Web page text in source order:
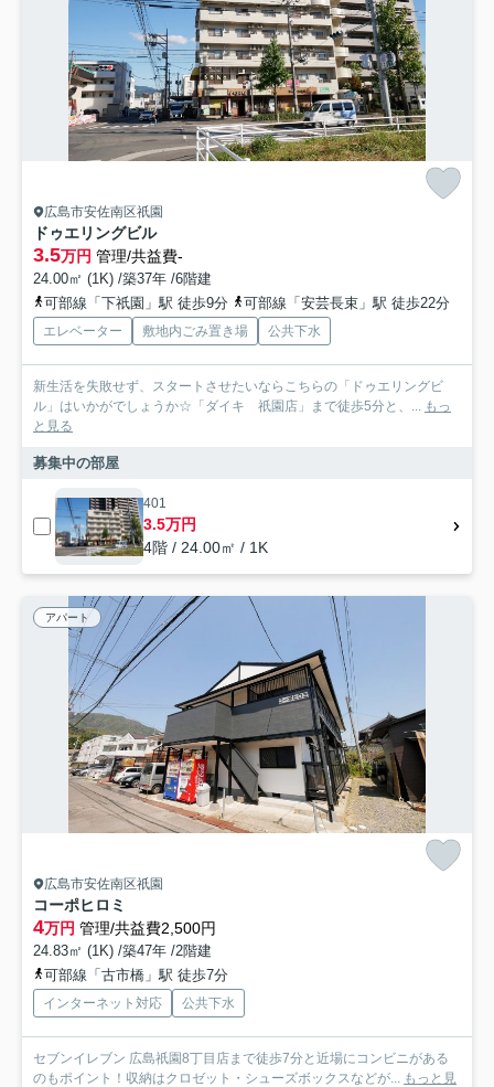
広島市安佐南区祇園
ドゥエリングビル
3.5万円 管理/共益費-
24.00㎡ (1K) /築37年 /6階建
可部線「下祇園」駅 徒歩9分
可部線「安芸長束」駅 徒歩22分
エレベーター 敷地内ごみ置き場 公共下水
新生活を失敗せず、スタートさせたいならこちらの「ドゥエリングビ
ル」はいかがでしょうか☆「ダイキ 祇園店」まで徒歩5分と、... もっ
と見る
募集中の部屋
401
3.5万円
4階 / 24.00㎡ / 1K
アパート
広島市安佐南区祇園
コーポヒロミ
4万円 管理/共益費2,500円
24.83㎡ (1K) /築47年 /2階建
可部線「古市橋」駅 徒歩7分
インターネット対応 公共下水
セブンイレブン 広島祇園8丁目店まで徒歩7分と近場にコンビニがある
のもポイント！収納はクロゼット・シューズボックスなどが... もっと見